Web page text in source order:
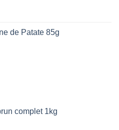
€.
de Patate 85g
complet 1kg